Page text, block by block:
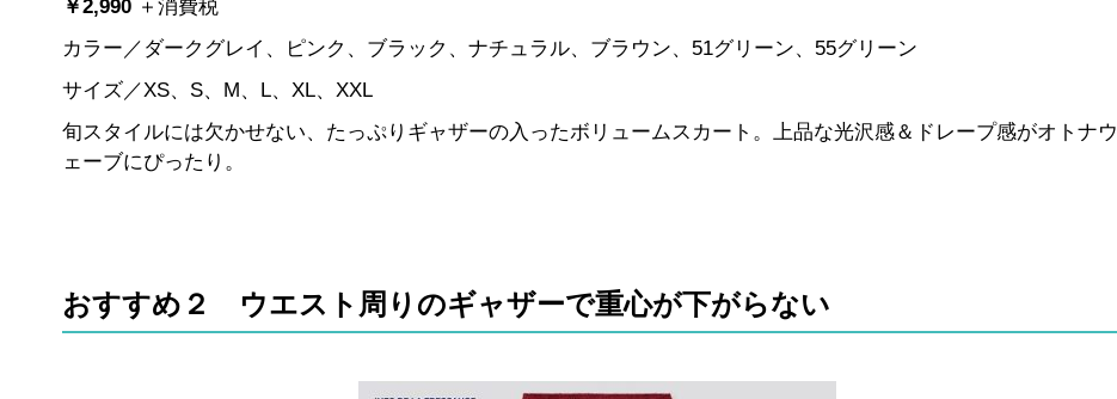
￥2,990 ＋消費税
カラー／ダークグレイ、ピンク、ブラック、ナチュラル、ブラウン、51グリーン、55グリーン
サイズ／XS、S、M、L、XL、XXL
旬スタイルには欠かせない、たっぷりギャザーの入ったボリュームスカート。上品な光沢感＆ドレープ感がオトナウ
ェーブにぴったり。
おすすめ２ ウエスト周りのギャザーで重心が下がらない